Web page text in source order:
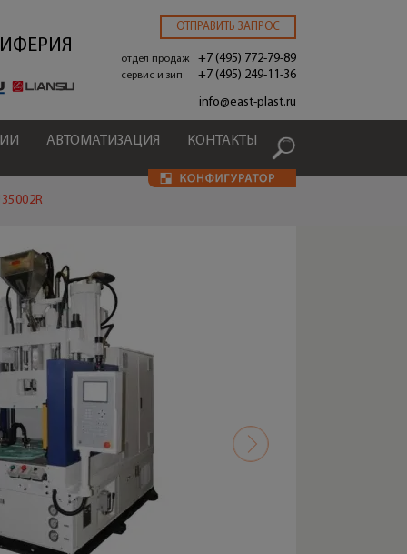
ОТПРАВИТЬ ЗАПРОС
отдел продаж +7 (495) 772-79-89
сервис и зип
+7 (495) 249-11-36
info@east-plast.ru
АВТОМАТИЗАЦИЯ КОНТАКТЫ